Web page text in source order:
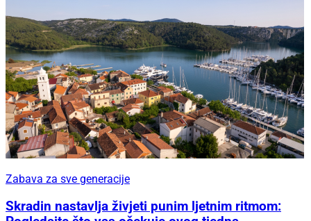
Zabava za sve generacije
Skradin nastavlja živjeti punim ljetnim ritmom: